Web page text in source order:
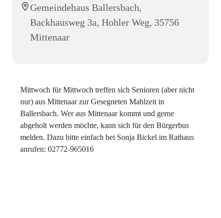
Gemeindehaus Ballersbach,
Backhausweg 3a, Hohler Weg, 35756
Mittenaar
Mittwoch für Mittwoch treffen sich Senioren (aber nicht
nur) aus Mittenaar zur Gesegneten Mahlzeit in
Ballersbach. Wer aus Mittenaar kommt und gerne
abgeholt werden möchte, kann sich für den Bürgerbus
melden. Dazu bitte einfach bei Sonja Bickel im Rathaus
anrufen: 02772-965016